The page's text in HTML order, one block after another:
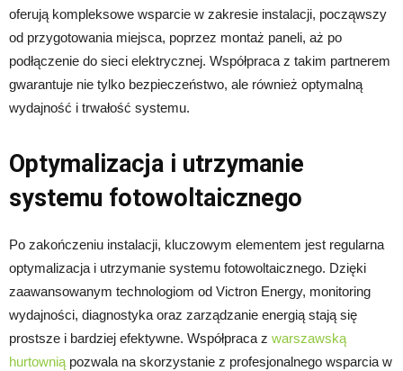
oferują kompleksowe wsparcie w zakresie instalacji, począwszy
od przygotowania miejsca, poprzez montaż paneli, aż po
podłączenie do sieci elektrycznej. Współpraca z takim partnerem
gwarantuje nie tylko bezpieczeństwo, ale również optymalną
wydajność i trwałość systemu.
Optymalizacja i utrzymanie
systemu fotowoltaicznego
Po zakończeniu instalacji, kluczowym elementem jest regularna
optymalizacja i utrzymanie systemu fotowoltaicznego. Dzięki
zaawansowanym technologiom od Victron Energy, monitoring
wydajności, diagnostyka oraz zarządzanie energią stają się
prostsze i bardziej efektywne. Współpraca z warszawską
hurtownią pozwala na skorzystanie z profesjonalnego wsparcia w